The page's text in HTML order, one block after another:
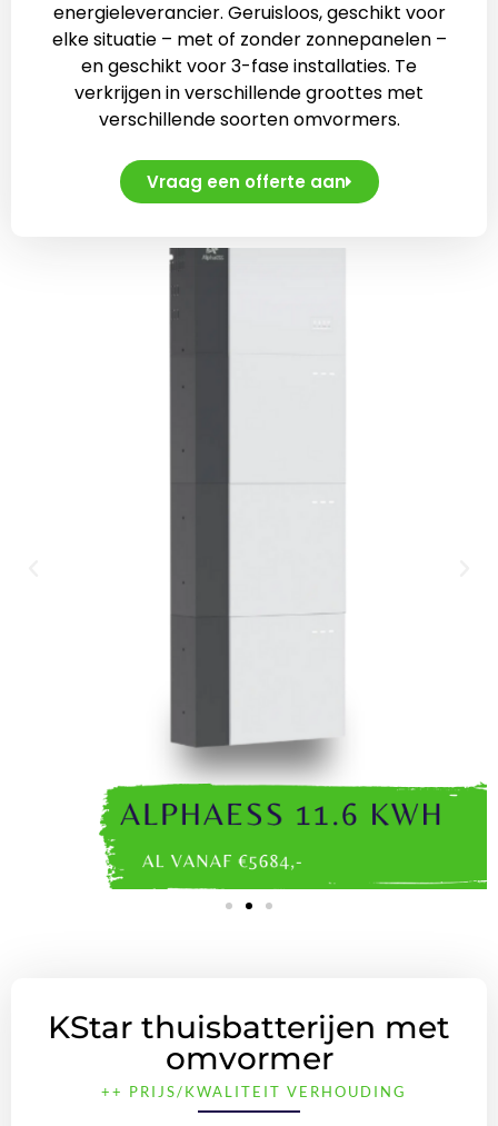
energieleverancier. Geruisloos, geschikt voor
elke situatie – met of zonder zonnepanelen –
en geschikt voor 3-fase installaties. Te
verkrijgen in verschillende groottes met
verschillende soorten omvormers.
Vraag een offerte aan
KStar thuisbatterijen met
omvormer
++ PRIJS/KWALITEIT VERHOUDING